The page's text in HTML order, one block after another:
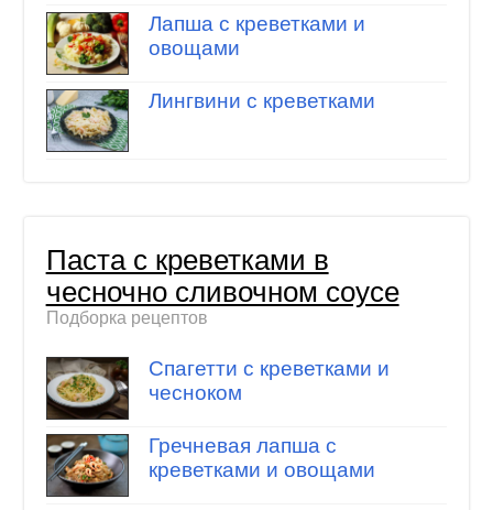
Лапша с креветками и
овощами
Лингвини с креветками
Паста с креветками в
чесночно сливочном соусе
Подборка рецептов
Спагетти с креветками и
чесноком
Гречневая лапша с
креветками и овощами